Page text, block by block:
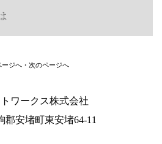
ージへ・ 次のページへ
ワークス株式会社
郡安堵町東安堵64-11